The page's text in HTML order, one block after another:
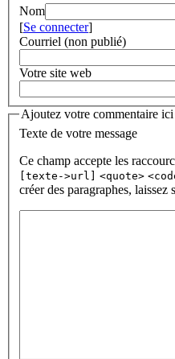
Nom
[Se connecter]
Courriel (non publié)
Votre site web
Ajoutez votre commentaire ici
Texte de votre message
Ce champ accepte les
[texte->url]
<quote>
créer des paragraphes,